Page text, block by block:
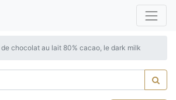
chocolat au lait 80% cacao, le dark milk